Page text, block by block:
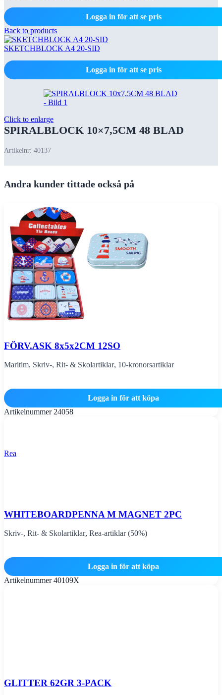
Logga in för att se pris
Back to products
SKETCHBLOCK A4 20-SID
Logga in för att se pris
Click to enlarge
SPIRALBLOCK 10×7,5CM 48 BLAD
Artikelnr: 40137
Andra kunder tittade också på
FÖRV.ASK 8x5x2CM 12SO
Maritim, Skriv-, Rit- & Skolartiklar, 10-kronorsartiklar
Logga in för att köpa
Artikelnummer 24058
Rea
WHITEBOARDPENNA M MAGNET 2PC
Skriv-, Rit- & Skolartiklar, Rea-artiklar (50%)
Logga in för att köpa
Artikelnummer40109X
GLITTER 62GR 3-PACK